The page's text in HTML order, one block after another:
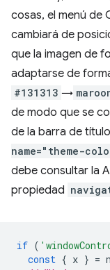
cosas, el menú de
cambiará de
que la imagen de
adaptarse de
#131313 →
de modo que se
de la barra de
name="theme-
debe consultar la
propiedad
if (
const { x } =